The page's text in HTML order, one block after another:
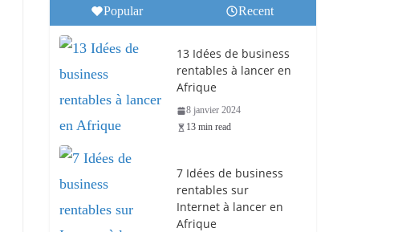
Popular Recent
13 Idées de business
rentables à lancer en
Afrique
8 janvier 2024
13 min read
7 Idées de business
rentables sur
Internet à lancer en
Afrique